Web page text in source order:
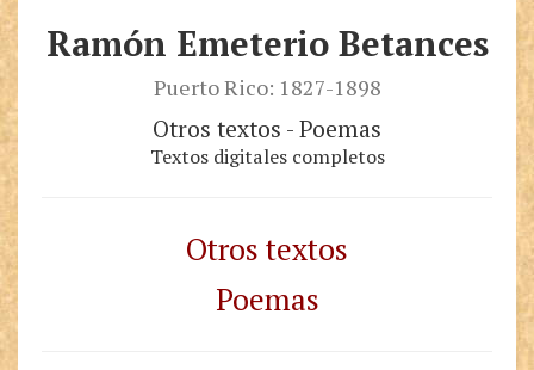
Ramón Emeterio Betances
Puerto Rico: 1827-1898
Otros textos - Poemas
Textos digitales completos
Otros textos
Poemas